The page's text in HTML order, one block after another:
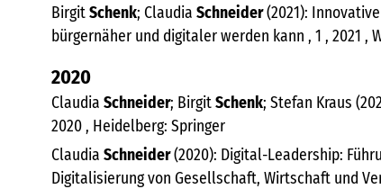
BirgitSchenk; Claudia Schneider(2021):
bürgernäher und digitaler werden kann , 1 , 2021 ,
2020
Claudia Schneider; BirgitSchenk; Stefan Kraus
2020 , Heidelberg: Springer
Claudia Schneider(2020): Digital-Leadership:
Digitalisierung von Gesellschaft, Wirtschaft und